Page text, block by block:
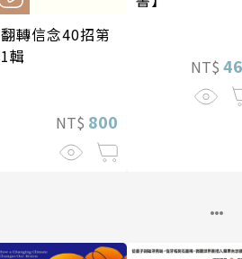
翻轉信念40招第
1輯
NT$ 800
NT$